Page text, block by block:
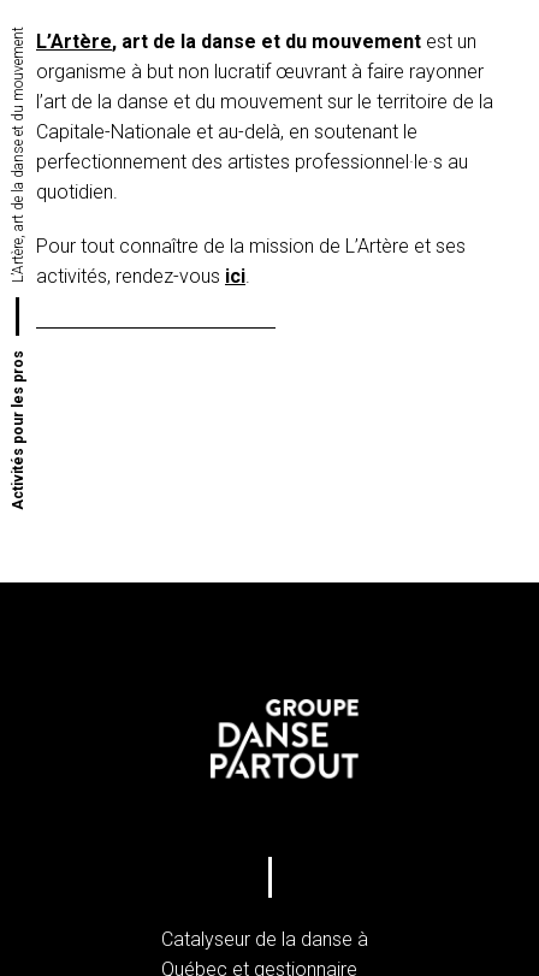
Activités pour les pros
L’Artère, art de la danse et du mouvement L’Artère, art de la danse et du mouvement est un
organisme à but non lucratif œuvrant à faire rayonner
l’art de la danse et du mouvement sur le territoire de la
Capitale-Nationale et au-delà, en soutenant le
perfectionnement des artistes professionnel·le·s au
quotidien.
Pour tout connaître de la mission de L’Artère et ses
activités, rendez-vous ici
Catalyseur de la danse à
Québec et gestionnaire